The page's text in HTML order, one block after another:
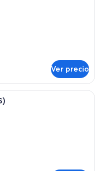
Ver precio
de hotel con una cama